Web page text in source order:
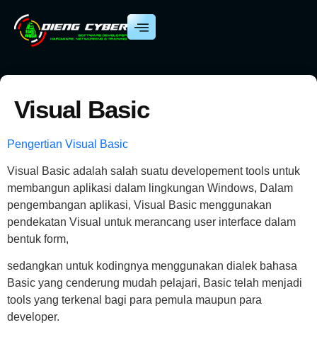
Visual Basic
Pengertian Visual Basic
Visual Basic adalah salah suatu developement tools untuk
membangun aplikasi dalam lingkungan Windows, Dalam
pengembangan aplikasi, Visual Basic menggunakan
pendekatan Visual untuk merancang user interface dalam
bentuk form,
sedangkan untuk kodingnya menggunakan dialek bahasa
Basic yang cenderung mudah pelajari, Basic telah menjadi
tools yang terkenal bagi para pemula maupun para
developer.